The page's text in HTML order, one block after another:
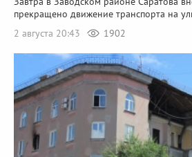
прекращено движение транспорта на
2 августа 20:43
1902